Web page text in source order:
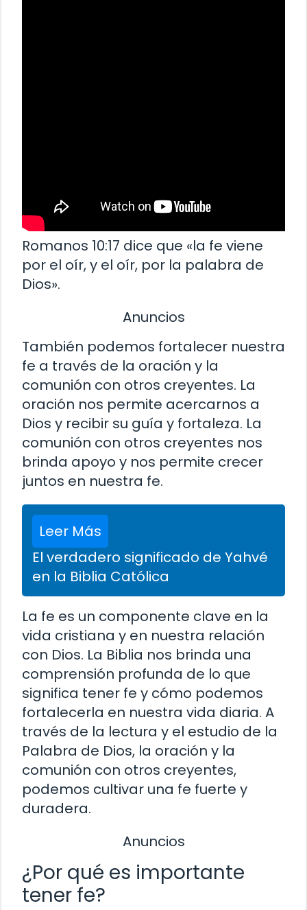
Romanos 10:17 dice que «la fe viene
por el oír, y el oír, por la palabra de
Dios».
Anuncios
También podemos fortalecer nuestra
fe a través de la oración y la
comunión con otros creyentes. La
oración nos permite acercarnos a
Dios y recibir su guía y fortaleza. La
comunión con otros creyentes nos
brinda apoyo y nos permite crecer
juntos en nuestra fe.
Leer Más
El verdadero significado de Yahvé
en la Biblia Católica
La fe es un componente clave en la
vida cristiana y en nuestra relación
con Dios. La Biblia nos brinda una
comprensión profunda de lo que
significa tener fe y cómo podemos
fortalecerla en nuestra vida diaria. A
través de la lectura y el estudio de la
Palabra de Dios, la oración y la
comunión con otros creyentes,
podemos cultivar una fe fuerte y
duradera.
Anuncios
¿Por qué es importante
tener fe?